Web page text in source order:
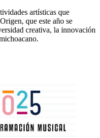
artísticas que
que este año se
creativa, la innovación